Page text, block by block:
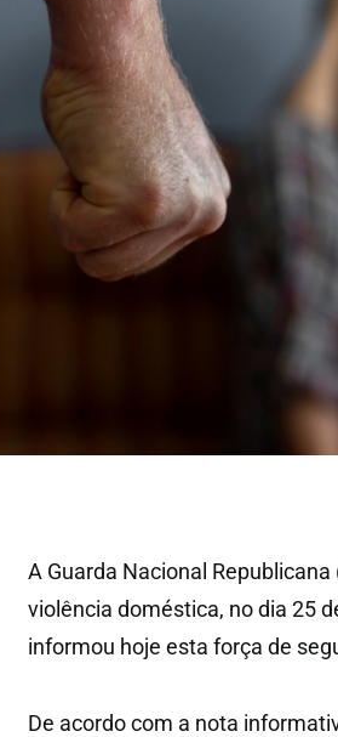
A Guarda Nacional
violência doméstica, no dia 25
informou hoje esta força de
De acordo com a nota